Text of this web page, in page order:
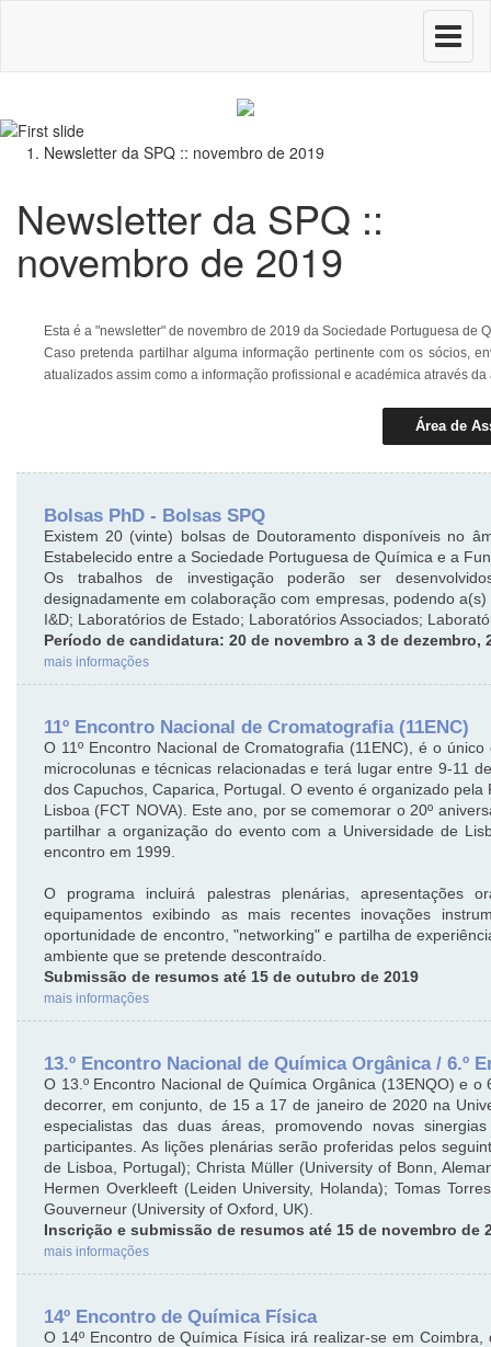
Toggle
Newsletter da SPQ :: novembro de 2019
Newsletter da SPQ ::
novembro de 2019
Esta é a "newsletter" de novembro de 2019 da Sociedade Portuguesa de
Caso pretenda partilhar alguma informação pertinente com os sócios,
atualizados assim como a informação profissional e académica através
Área de
Bolsas PhD - Bolsas SPQ
Existem 20 (vinte) bolsas de Doutoramento disponíveis no
Estabelecido entre a Sociedade Portuguesa de Química e a
Os trabalhos de investigação poderão ser
designadamente em colaboração com empresas, podendo
I&D; Laboratórios de Estado; Laboratórios Associados;
Período de candidatura: 20 de novembro a 3 de dezembro,
mais informações
11º Encontro Nacional de Cromatografia (11ENC)
O 11º Encontro Nacional de Cromatografia (11ENC), é o
microcolunas e técnicas relacionadas e terá lugar entre 9-11
dos Capuchos, Caparica, Portugal. O evento é organizado
Lisboa (FCT NOVA). Este ano, por se comemorar o 20º
partilhar a organização do evento com a Universidade de
encontro em 1999.
O programa incluirá palestras plenárias,
equipamentos exibindo as mais recentes inovações
oportunidade de encontro, "networking" e partilha de
ambiente que se pretende descontraído.
Submissão de resumos até 15 de outubro de 2019
mais informações
13.º Encontro Nacional de Química Orgânica / 6.º
O 13.º Encontro Nacional de Química Orgânica (13ENQO) e
decorrer, em conjunto, de 15 a 17 de janeiro de 2020 na
especialistas das duas áreas, promovendo novas
participantes. As lições plenárias serão proferidas pelos
de Lisboa, Portugal); Christa Müller (University of Bonn,
Hermen Overkleeft (Leiden University, Holanda); Tomas
Gouverneur (University of Oxford, UK).
Inscrição e submissão de resumos até 15 de novembro de
mais informações
14º Encontro de Química Física
O 14º Encontro de Química Física irá realizar-se em